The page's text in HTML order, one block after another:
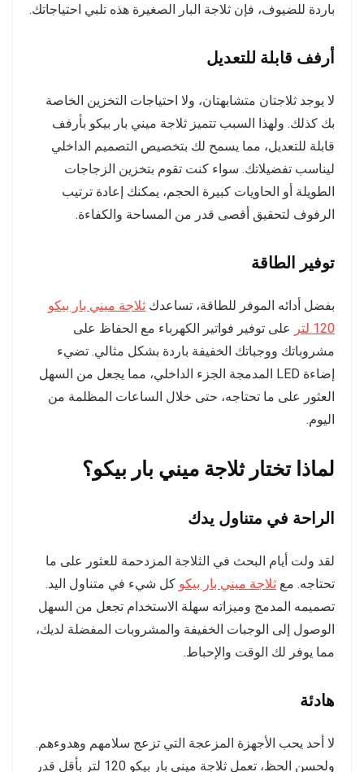
باردة للضيوف، فإن ثلاجة البار الصغيرة هذه تلبي احتياجاتك.
أرفف قابلة للتعديل
لا يوجد ثلاجتان متشابهتان، ولا احتياجات التخزين الخاصة
بك كذلك. ولهذا السبب تتميز ثلاجة ميني بار بيكو بأرفف
قابلة للتعديل، مما يسمح لك بتخصيص التصميم الداخلي
ليناسب تفضيلاتك. سواء كنت تقوم بتخزين الزجاجات
الطويلة أو الحاويات كبيرة الحجم، يمكنك إعادة ترتيب
الرفوف لتحقيق أقصى قدر من المساحة والكفاءة.
توفير الطاقة
بفضل أدائه الموفر للطاقة، تساعدك ثلاجة ميني بار بيكو
120 لتر
على توفير فواتير الكهرباء مع الحفاظ على
مشروباتك ووجباتك الخفيفة باردة بشكل مثالي. تضيء
إضاءة LED المدمجة الجزء الداخلي، مما يجعل من السهل
العثور على ما تحتاجه، حتى خلال الساعات المظلمة من
اليوم.
لماذا تختار ثلاجة ميني بار بيكو؟
الراحة في متناول يدك
لقد ولت أيام البحث في الثلاجة المزدحمة للعثور على ما
تحتاجه. مع ثلاجة ميني بار بيكو كل شيء في متناول اليد.
تصميمه المدمج وميزاته سهلة الاستخدام تجعل من السهل
الوصول إلى الوجبات الخفيفة والمشروبات المفضلة لديك،
مما يوفر لك الوقت والإحباط.
هادئة
لا أحد يحب الأجهزة المزعجة التي تزعج سلامهم وهدوءهم.
ولحسن الحظ، تعمل ثلاجة ميني بار بيكو 120 لتر بأقل قدر